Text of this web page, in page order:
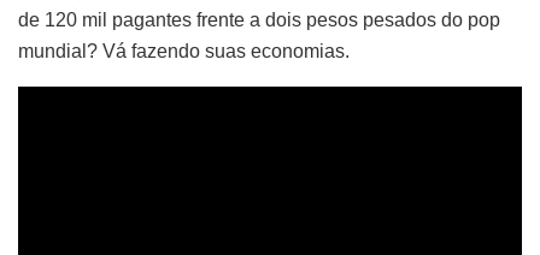
de 120 mil pagantes frente a dois pesos pesados do pop
mundial? Vá fazendo suas economias.